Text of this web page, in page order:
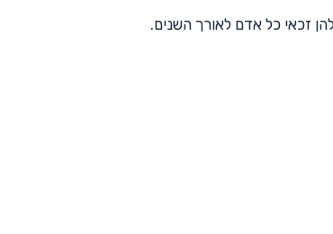
זכאי כל אדם לאורך השנים.